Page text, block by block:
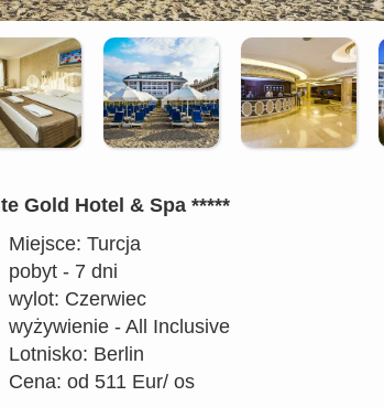
Gold Hotel & Spa *****
Miejsce: Turcja
pobyt - 7 dni
wylot: Czerwiec
wyżywienie - All Inclusive
Lotnisko: Berlin
Cena: od 511 Eur/ os